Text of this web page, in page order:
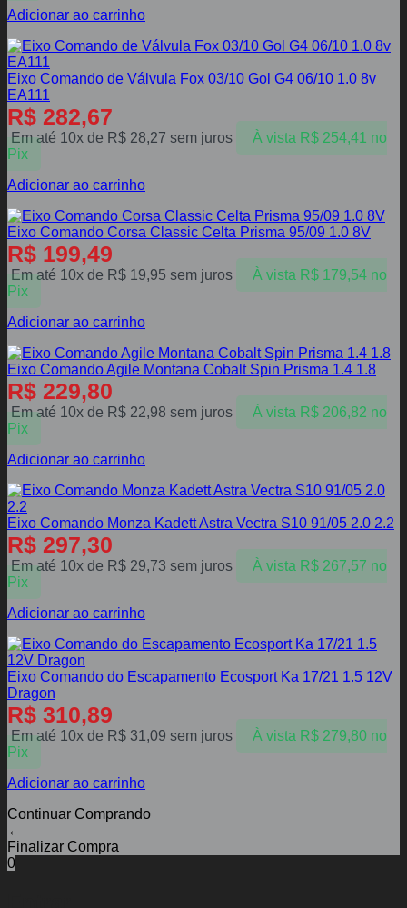
Adicionar ao carrinho
Eixo Comando de Válvula Fox 03/10 Gol G4 06/10 1.0 8v
EA111
R$ 282,67
Em até 10x de R$ 28,27 sem juros À vista R$254,41 no
Pix
Adicionar ao carrinho
Eixo Comando Corsa Classic Celta Prisma 95/09 1.0 8V
R$ 199,49
Em até 10x de R$ 19,95 sem juros À vista R$179,54 no
Pix
Adicionar ao carrinho
Eixo Comando Agile Montana Cobalt Spin Prisma 1.4 1.8
R$ 229,80
Em até 10x de R$ 22,98 sem juros À vista R$206,82 no
Pix
Adicionar ao carrinho
Eixo Comando Monza Kadett Astra Vectra S10 91/05 2.0 2.2
R$ 297,30
Em até 10x de R$ 29,73 sem juros À vista R$267,57 no
Pix
Adicionar ao carrinho
Eixo Comando do Escapamento Ecosport Ka 17/21 1.5 12V
Dragon
R$ 310,89
Em até 10x de R$ 31,09 sem juros À vista R$279,80 no
Pix
Adicionar ao carrinho
Continuar Comprando
←
Finalizar Compra
0